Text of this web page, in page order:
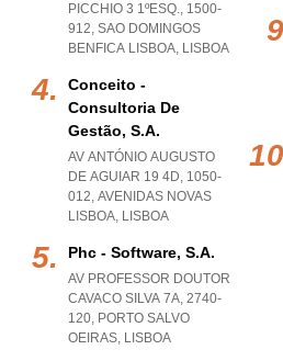
PICCHIO 3 1ºESQ., 1500-
912, SAO DOMINGOS
BENFICA LISBOA, LISBOA
Conceito -
Consultoria De
Gestão, S.a.
AV ANTÓNIO AUGUSTO
DE AGUIAR 19 4D, 1050-
012, AVENIDAS NOVAS
LISBOA, LISBOA
Phc - Software, S.a.
AV PROFESSOR DOUTOR
CAVACO SILVA 7A, 2740-
120, PORTO SALVO
OEIRAS, LISBOA